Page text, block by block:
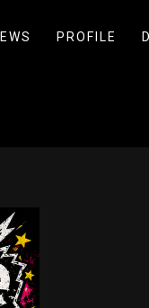
PROFILE
powered by INFINITY